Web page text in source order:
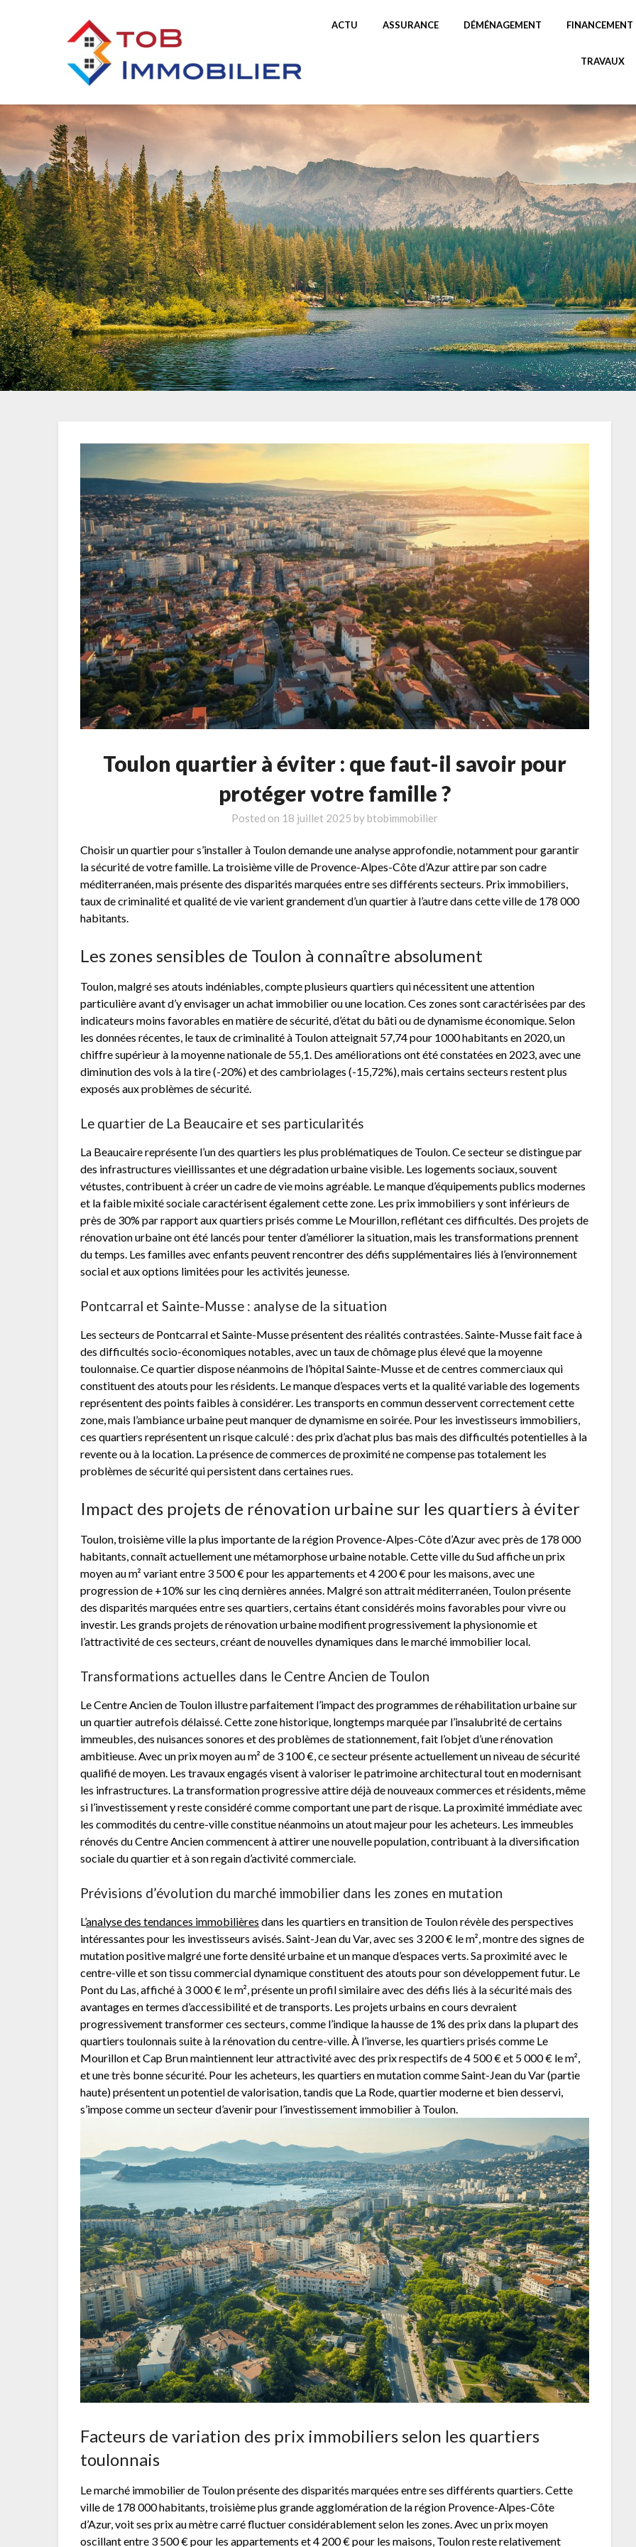
ACTU ASSURANCE DÉMÉNAGEMENT FINANCEMENT
TRAVAUX
Toulon quartier à éviter : que faut-il savoir pour
protéger votre famille ?
Posted on 18 juillet 2025 by btobimmobilier
Choisir un quartier pour s’installer à Toulon demande une analyse approfondie, notamment pour garantir
la sécurité de votre famille. La troisième ville de Provence-Alpes-Côte d’Azur attire par son cadre
méditerranéen, mais présente des disparités marquées entre ses différents secteurs. Prix immobiliers,
taux de criminalité et qualité de vie varient grandement d’un quartier à l’autre dans cette ville de 178 000
habitants.
Les zones sensibles de Toulon à connaître absolument
Toulon, malgré ses atouts indéniables, compte plusieurs quartiers qui nécessitent une attention
particulière avant d’y envisager un achat immobilier ou une location. Ces zones sont caractérisées par des
indicateurs moins favorables en matière de sécurité, d’état du bâti ou de dynamisme économique. Selon
les données récentes, le taux de criminalité à Toulon atteignait 57,74 pour 1000 habitants en 2020, un
chiffre supérieur à la moyenne nationale de 55,1. Des améliorations ont été constatées en 2023, avec une
diminution des vols à la tire (-20%) et des cambriolages (-15,72%), mais certains secteurs restent plus
exposés aux problèmes de sécurité.
Le quartier de La Beaucaire et ses particularités
La Beaucaire représente l’un des quartiers les plus problématiques de Toulon. Ce secteur se distingue par
des infrastructures vieillissantes et une dégradation urbaine visible. Les logements sociaux, souvent
vétustes, contribuent à créer un cadre de vie moins agréable. Le manque d’équipements publics modernes
et la faible mixité sociale caractérisent également cette zone. Les prix immobiliers y sont inférieurs de
près de 30% par rapport aux quartiers prisés comme Le Mourillon, reflétant ces difficultés. Des projets de
rénovation urbaine ont été lancés pour tenter d’améliorer la situation, mais les transformations prennent
du temps. Les familles avec enfants peuvent rencontrer des défis supplémentaires liés à l’environnement
social et aux options limitées pour les activités jeunesse.
Pontcarral et Sainte-Musse : analyse de la situation
Les secteurs de Pontcarral et Sainte-Musse présentent des réalités contrastées. Sainte-Musse fait face à
des difficultés socio-économiques notables, avec un taux de chômage plus élevé que la moyenne
toulonnaise. Ce quartier dispose néanmoins de l’hôpital Sainte-Musse et de centres commerciaux qui
constituent des atouts pour les résidents. Le manque d’espaces verts et la qualité variable des logements
représentent des points faibles à considérer. Les transports en commun desservent correctement cette
zone, mais l’ambiance urbaine peut manquer de dynamisme en soirée. Pour les investisseurs immobiliers,
ces quartiers représentent un risque calculé : des prix d’achat plus bas mais des difficultés potentielles à la
revente ou à la location. La présence de commerces de proximité ne compense pas totalement les
problèmes de sécurité qui persistent dans certaines rues.
Impact des projets de rénovation urbaine sur les quartiers à éviter
Toulon, troisième ville la plus importante de la région Provence-Alpes-Côte d’Azur avec près de 178 000
habitants, connaît actuellement une métamorphose urbaine notable. Cette ville du Sud affiche un prix
moyen au m² variant entre 3 500 € pour les appartements et 4 200 € pour les maisons, avec une
progression de +10% sur les cinq dernières années. Malgré son attrait méditerranéen, Toulon présente
des disparités marquées entre ses quartiers, certains étant considérés moins favorables pour vivre ou
investir. Les grands projets de rénovation urbaine modifient progressivement la physionomie et
l’attractivité de ces secteurs, créant de nouvelles dynamiques dans le marché immobilier local.
Transformations actuelles dans le Centre Ancien de Toulon
Le Centre Ancien de Toulon illustre parfaitement l’impact des programmes de réhabilitation urbaine sur
un quartier autrefois délaissé. Cette zone historique, longtemps marquée par l’insalubrité de certains
immeubles, des nuisances sonores et des problèmes de stationnement, fait l’objet d’une rénovation
ambitieuse. Avec un prix moyen au m² de 3 100 €, ce secteur présente actuellement un niveau de sécurité
qualifié de moyen. Les travaux engagés visent à valoriser le patrimoine architectural tout en modernisant
les infrastructures. La transformation progressive attire déjà de nouveaux commerces et résidents, même
si l’investissement y reste considéré comme comportant une part de risque. La proximité immédiate avec
les commodités du centre-ville constitue néanmoins un atout majeur pour les acheteurs. Les immeubles
rénovés du Centre Ancien commencent à attirer une nouvelle population, contribuant à la diversification
sociale du quartier et à son regain d’activité commerciale.
Prévisions d’évolution du marché immobilier dans les zones en mutation
L’analyse des tendances immobilières dans les quartiers en transition de Toulon révèle des perspectives
intéressantes pour les investisseurs avisés. Saint-Jean du Var, avec ses 3 200 € le m², montre des signes de
mutation positive malgré une forte densité urbaine et un manque d’espaces verts. Sa proximité avec le
centre-ville et son tissu commercial dynamique constituent des atouts pour son développement futur. Le
Pont du Las, affiché à 3 000 € le m², présente un profil similaire avec des défis liés à la sécurité mais des
avantages en termes d’accessibilité et de transports. Les projets urbains en cours devraient
progressivement transformer ces secteurs, comme l’indique la hausse de 1% des prix dans la plupart des
quartiers toulonnais suite à la rénovation du centre-ville. À l’inverse, les quartiers prisés comme Le
Mourillon et Cap Brun maintiennent leur attractivité avec des prix respectifs de 4 500 € et 5 000 € le m²,
et une très bonne sécurité. Pour les acheteurs, les quartiers en mutation comme Saint-Jean du Var (partie
haute) présentent un potentiel de valorisation, tandis que La Rode, quartier moderne et bien desservi,
s’impose comme un secteur d’avenir pour l’investissement immobilier à Toulon.
Facteurs de variation des prix immobiliers selon les quartiers
toulonnais
Le marché immobilier de Toulon présente des disparités marquées entre ses différents quartiers. Cette
ville de 178 000 habitants, troisième plus grande agglomération de la région Provence-Alpes-Côte
d’Azur, voit ses prix au mètre carré fluctuer considérablement selon les zones. Avec un prix moyen
oscillant entre 3 500 € pour les appartements et 4 200 € pour les maisons, Toulon reste relativement